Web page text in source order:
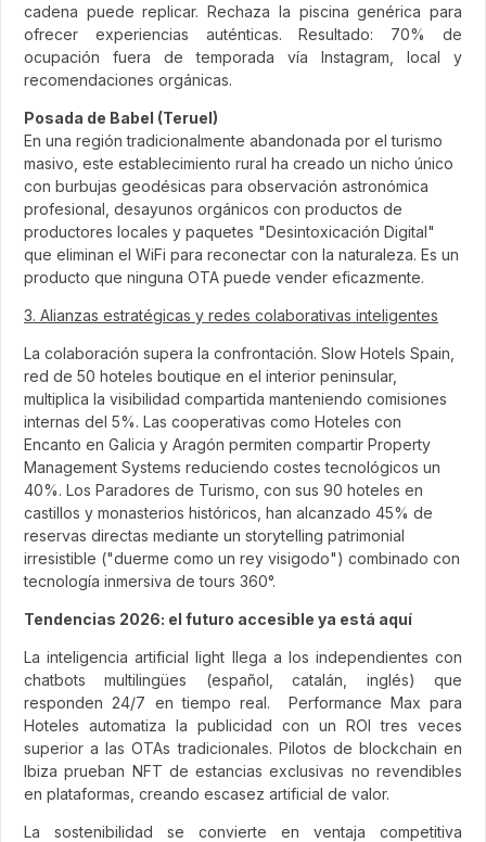
cadena puede replicar. Rechaza la piscina genérica para
ofrecer experiencias auténticas. Resultado: 70% de
ocupación fuera de temporada vía Instagram, local y
recomendaciones orgánicas.
Posada de Babel (Teruel)
En una región tradicionalmente abandonada por el turismo
masivo, este establecimiento rural ha creado un nicho único
con burbujas geodésicas para observación astronómica
profesional, desayunos orgánicos con productos de
productores locales y paquetes "Desintoxicación Digital"
que eliminan el WiFi para reconectar con la naturaleza. Es un
producto que ninguna OTA puede vender eficazmente.
3. Alianzas estratégicas y redes colaborativas inteligentes
La colaboración supera la confrontación. Slow Hotels Spain,
red de 50 hoteles boutique en el interior peninsular,
multiplica la visibilidad compartida manteniendo comisiones
internas del 5%. Las cooperativas como Hoteles con
Encanto en Galicia y Aragón permiten compartir Property
Management Systems reduciendo costes tecnológicos un
40%. Los Paradores de Turismo, con sus 90 hoteles en
castillos y monasterios históricos, han alcanzado 45% de
reservas directas mediante un storytelling patrimonial
irresistible ("duerme como un rey visigodo") combinado con
tecnología inmersiva de tours 360°.
Tendencias 2026: el futuro accesible ya está aquí
La inteligencia artificial light llega a los independientes con
chatbots multilingües (español, catalán, inglés) que
responden 24/7 en tiempo real. Performance Max para
Hoteles automatiza la publicidad con un ROI tres veces
superior a las OTAs tradicionales. Pilotos de blockchain en
Ibiza prueban NFT de estancias exclusivas no revendibles
en plataformas, creando escasez artificial de valor.
La sostenibilidad se convierte en ventaja competitiva